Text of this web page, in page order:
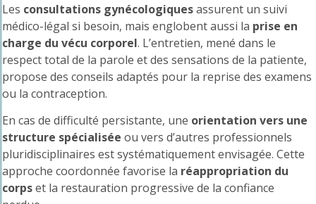
Les consultations gynécologiquesassurent un suivi
médico-légal si besoin, mais englobent aussi la prise en
charge du vécu corporel. L’entretien, mené dans le
respect total de la parole et des sensations de la patiente,
propose des conseils adaptés pour la reprise des examens
ou la contraception.
En cas de difficulté persistante, une orientation vers une
structure spécialisée ou vers d’autres professionnels
pluridisciplinaires est systématiquement envisagée. Cette
approche coordonnée favorise la réappropriation du
corpset la restauration progressive de la confiance